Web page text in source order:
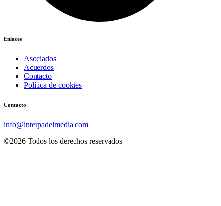
Enlaces
Asociados
Acuerdos
Contacto
Política de cookies
Contacto
info@interpadelmedia.com
©2026 Todos los derechos reservados